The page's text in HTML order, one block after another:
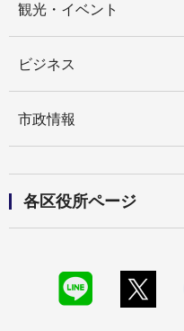
観光・イベント
ビジネス
市政情報
各区役所ページ